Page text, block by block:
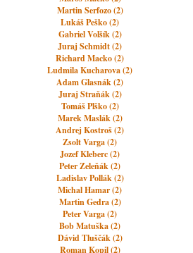
Martin Serfozo (2)
Lukáš Peško (2)
Gabriel Volšík (2)
Juraj Schmidt (2)
Richard Macko (2)
Ludmila Kucharova (2)
Adam Glasnák (2)
Juraj Straňák (2)
Tomáš Plško (2)
Marek Maslák (2)
Andrej Kostroš (2)
Zsolt Varga (2)
Jozef Kleberc (2)
Peter Zeleňák (2)
Ladislav Pollák (2)
Michal Hamar (2)
Martin Gedra (2)
Peter Varga (2)
Bob Matuška (2)
Dávid Tluščák (2)
Roman Kopil (2)